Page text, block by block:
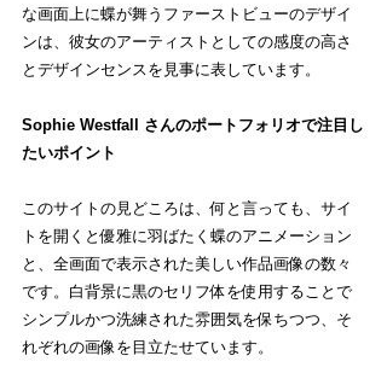
な画面上に蝶が舞うファーストビューのデザイ
ンは、彼女のアーティストとしての感度の高さ
とデザインセンスを見事に表しています。
Sophie Westfall さんのポートフォリオで注目し
たいポイント
このサイトの見どころは、何と言っても、サイ
トを開くと優雅に羽ばたく蝶のアニメーション
と、全画面で表示された美しい作品画像の数々
です。白背景に黒のセリフ体を使用することで
シンプルかつ洗練された雰囲気を保ちつつ、そ
れぞれの画像を目立たせています。